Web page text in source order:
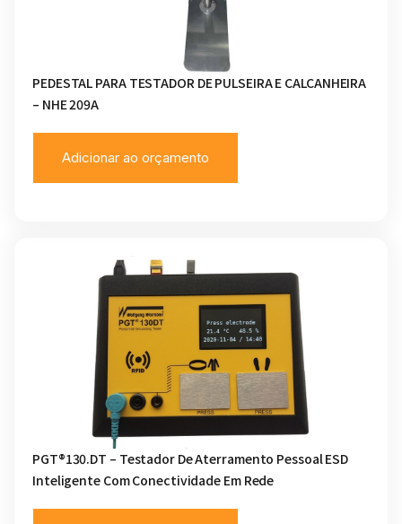
PEDESTAL PARA TESTADOR DE PULSEIRA E CALCANHEIRA
– NHE 209A
Adicionar ao orçamento
PGT®130.DT – Testador De Aterramento Pessoal ESD
Inteligente Com Conectividade Em Rede